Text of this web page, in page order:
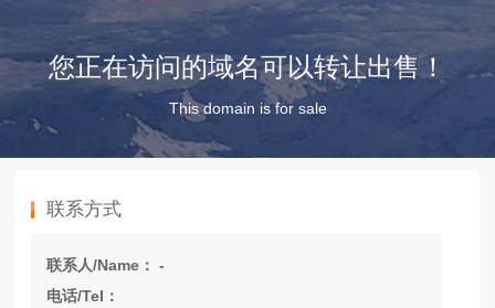
您正在访问的域名可以转让出售！
This domain is for sale
联系方式
联系人/Name： -
电话/Tel：